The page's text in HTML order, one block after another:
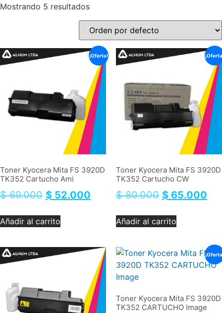
Mostrando 5 resultados
¡Oferta!
Toner Kyocera Mita FS 3920D
TK352 Cartucho Ami
$69.000 $ 52.000
Añadir al carrito
Toner Kyocera Mita FS 3920D
TK352 Cartucho CW
$80.000 $ 65.000
Añadir al carrito
Toner Kyocera Mita FS 3920D
TK352 CARTUCHO Image